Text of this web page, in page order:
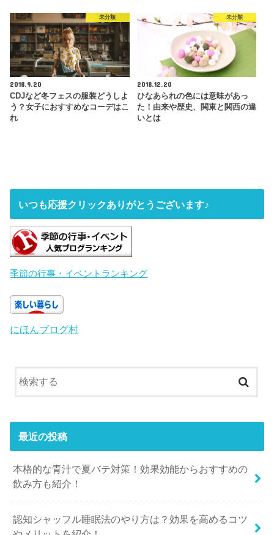
未分類
2018.9.20
CDJなど冬フェスの服装どうしよ
う？女子におすすめなコーデはこ
れ
未分類
2018.12.20
ひなあられの色には意味があっ
た！由来や歴史、関東と関西の違
いとは
いつも応援クリックありがとうございます♪
季節の行事・イベントランキング
にほんブログ村
最近の投稿
本格的な青汁で夏バテ対策！効果効能からおすすめの
飲み方も紹介！
認知シャッフル睡眠法のやり方は？効果を高めるコツ